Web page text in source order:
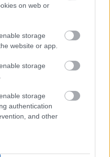
on web or
storage
website or app.
storage
storage
authentication
and other